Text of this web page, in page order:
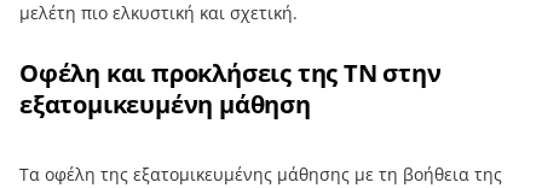
μελέτη πιο ελκυστική και σχετική.
Οφέλη και προκλήσεις της ΤΝ στην
εξατομικευμένη μάθηση
Τα οφέλη της εξατομικευμένης μάθησης με τη βοήθεια της